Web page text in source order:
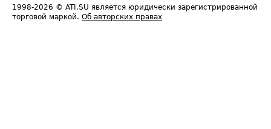
1998-2026 © ATI.SU является юридически зарегистрированной
торговой маркой. Об авторских правах